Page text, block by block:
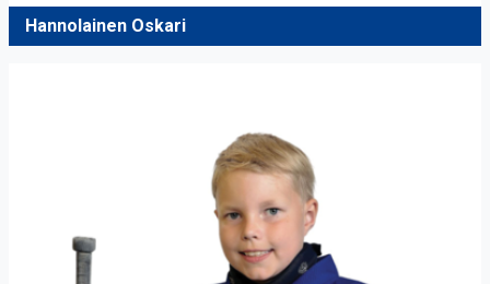
Hannolainen Oskari